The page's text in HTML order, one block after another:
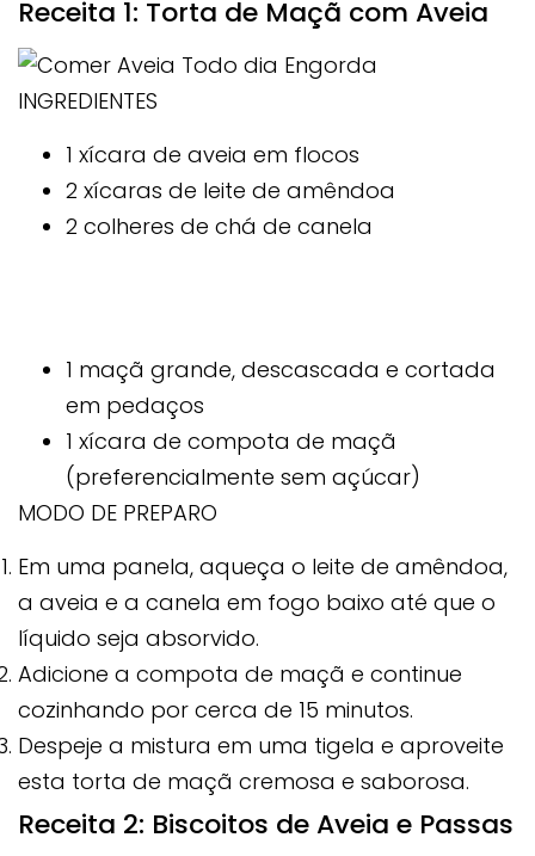
Receita 1: Torta de Maçã com Aveia
INGREDIENTES
1 xícara de aveia em flocos
2 xícaras de leite de amêndoa
2 colheres de chá de canela
1 maçã grande, descascada e cortada
em pedaços
1 xícara de compota de maçã
(preferencialmente sem açúcar)
MODO DE PREPARO
Em uma panela, aqueça o leite de amêndoa,
a aveia e a canela em fogo baixo até que o
líquido seja absorvido.
Adicione a compota de maçã e continue
cozinhando por cerca de 15 minutos.
Despeje a mistura em uma tigela e aproveite
esta torta de maçã cremosa e saborosa.
Receita 2: Biscoitos de Aveia e Passas